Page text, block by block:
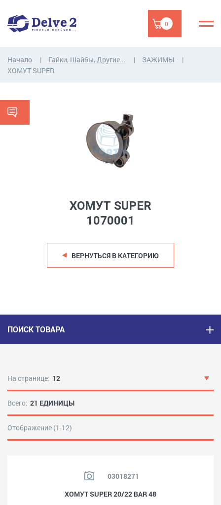
0
Начало Гайки, Шайбы, Другие...
ЗАЖИМЫ
ХОМУТ SUPER
ХОМУТ SUPER
1070001
ВЕРНУТЬСЯ В КАТЕГОРИЮ
ПОИСК ТОВАРА
На странице: 12
Всего: 21 ЕДИНИЦЫ
Отображение (1-12)
03018271
ХОМУТ SUPER 20/22 BAR 48